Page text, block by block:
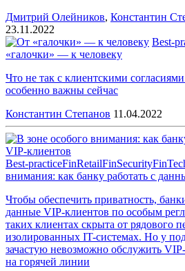
Дмитрий Олейников, Константин
23.11.2022
Best-
«галочки» — к человеку
Что не так с клиентскими
особенно важны сейчас
Константин Степанов 11.04.2022
Best-practiceFinRetailFinSecurity
внимания: как банку работать с
Чтобы обеспечить приватность,
данные VIP-клиентов по особым
таких клиентах скрыта от рядового
изолированных IT-системах. Но у
зачастую невозможно обслужить
на горячей линии